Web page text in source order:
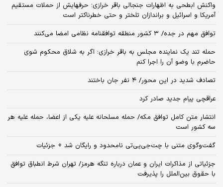
واکنش ابطحی به اظهارات جنجالی باقر خرازی؛ حرفهایش از حملات مستقیم
آمریکا و اسرائیل و براندازان تلختر و حتی خطرناکتر است
توافق مهم در جده/ ۳ کشور منطقه توافقنامه نظامی امضا می‌کنند
حمله تند یک نماینده مجلس به باقر خرازی: اگر به شلاق محکوم شوی
حاضرم با وضو آن را اجرا کنم
تصادف شدید در این محور/ ۴ نفر جان باختند
عراقچی پیام جدید صادر کرد
انتشار متن کامل توافق مکه/ حمله مسلحانه علیه یکی از اعضا، حمله علیه هر
سه کشور است
گفت‌وگوی متنی با چت‌جی‌پی‌تی نامحدود و رایگان شد + جزئیات
جزئیاتی از مذاکرات ایران و عمان درباره تنگه هرمز/ تهران شرط انطباق توافق
با حقوق بین‌الملل را پذیرفت